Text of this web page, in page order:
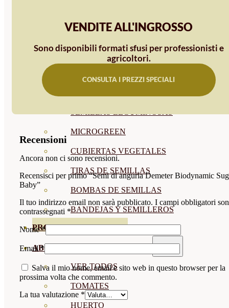
COMESTIBLES
SEMILLAS TRADICIONALES
MICROGREEN
CUBIERTAS VEGETALES
TIRAS DE SEMILLAS
BOMBAS DE SEMILLAS
BANDEJAS Y SEMILLEROS
PROFESIONALES
ABONOS POR CULTIVO
VER TODOS
TOMATES
HUERTO
VENDITE ALL'INGROSSO
Sono disponibili formati sfusi per professionisti e
agricoltori.
CONSULTA I PREZZI SPECIALI
Recensioni
Ancora non ci sono recensioni.
Recensisci per primo “Semi di anguria Demeter Biodynamic
Baby”
Il tuo indirizzo email non sarà pubblicato. I campi obbligatori
contrassegnati *
Nome*
Email*
Salva il mio nome, email e sito web in questo browser per la
prossima volta che commento.
La tua valutazione *